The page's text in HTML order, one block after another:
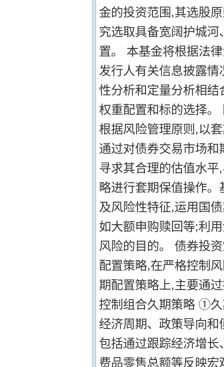
金的投资范围,其选股
究选取具备宽阔护城
置。 本基金将根据法
发行人有关信息披露
性分析和定量分析相
权重配置和标的选择
根据风险管理原则,以
通过对债券交易市场
寻求其合理的估值水
略进行套期保值操作
及风险性特征,运用国
如大额申购赎回等;利
风险的目的。 债券投
配置策略,在严格控制
期配置策略上,主要通
控制组合久期策略 ①久
经济周期、政策导向
包括通过跟踪经济增
费品零售总额等反映